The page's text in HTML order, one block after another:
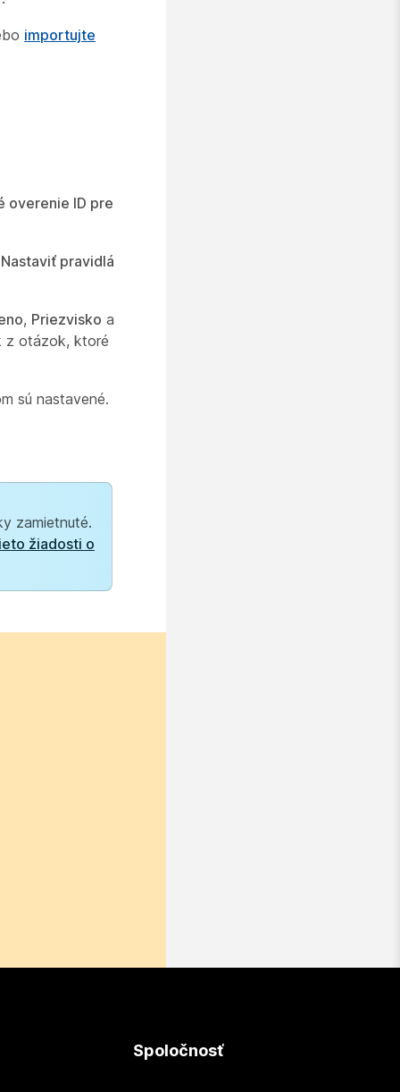
importujte
overenie ID pre
Nastaviť pravidlá
, Priezvisko a
z otázok, ktoré
sú nastavené.
zamietnuté.
žiadosti o
Spoločnosť